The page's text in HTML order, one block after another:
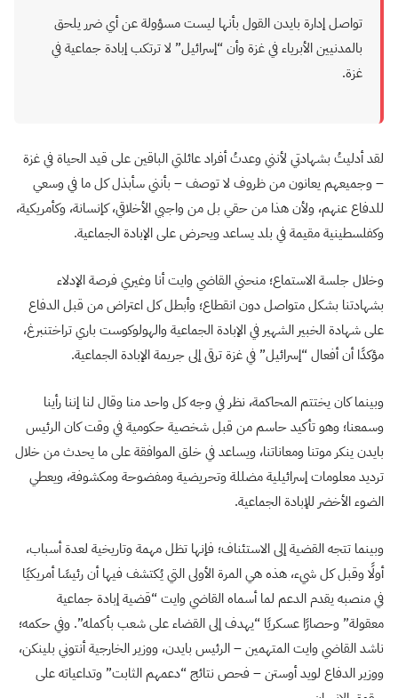
تواصل إدارة بايدن القول بأنها ليست مسؤولة عن أي ضرر يلحق
بالمدنيين الأبرياء في غزة وأن “إسرائيل” لا ترتكب إبادة جماعية في
غزة.
لقد أدليتُ بشهادتي لأنني وعدتُ أفراد عائلتي الباقين على قيد الحياة في غزة
– وجميعهم يعانون من ظروف لا توصف – بأنني سأبذل كل ما في وسعي
للدفاع عنهم، ولأن هذا من حقي بل من واجبي الأخلاقي، كإنسانة، وكأمريكية،
وكفلسطينية مقيمة في بلد يساعد ويحرض على الإبادة الجماعية.
وخلال جلسة الاستماع؛ منحني القاضي وايت أنا وغيري فرصة الإدلاء
بشهادتنا بشكل متواصل دون انقطاع؛ وأبطل كل اعتراض من قبل الدفاع
على شهادة الخبير الشهير في الإبادة الجماعية والهولوكوست باري تراختنبرغ،
مؤكدًا أن أفعال “إسرائيل” في غزة ترقى إلى جريمة الإبادة الجماعية.
وبينما كان يختتم المحاكمة، نظر في وجه كل واحد منا وقال لنا إننا رأينا
وسمعنا؛ وهو تأكيد حاسم من قبل شخصية حكومية في وقت كان الرئيس
بايدن ينكر موتنا ومعاناتنا، ويساعد في خلق الموافقة على ما يحدث من خلال
ترديد معلومات إسرائيلية مضللة وتحريضية ومفضوحة ومكشوفة، ويعطي
الضوء الأخضر للإبادة الجماعية.
وبينما تتجه القضية إلى الاستئناف؛ فإنها تظل مهمة وتاريخية لعدة أسباب،
أولًا وقبل كل شيء، هذه هي المرة الأولى التي يُكتشف فيها أن رئيسًا أمريكيًا
في منصبه يقدم الدعم لما أسماه القاضي وايت “قضية إبادة جماعية
معقولة” وحصارًا عسكريًا “يهدف إلى القضاء على شعب بأكمله”. وفي حكمه؛
ناشد القاضي وايت المتهمين – الرئيس بايدن، ووزير الخارجية أنتوني بلينكن،
ووزير الدفاع لويد أوستن – فحص نتائج “دعمهم الثابت” وتداعياته على